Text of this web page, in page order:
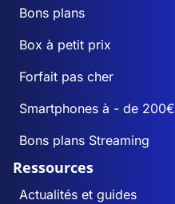
Bons plans
Box à petit prix
Forfait pas cher
Smartphones à - de 200€
Bons plans Streaming
Ressources
Actualités et guides